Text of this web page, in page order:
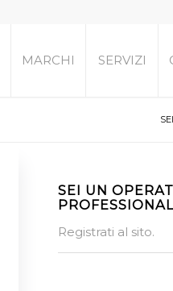
MARCHI SERVIZI
SEI UN
Registrati al sito.